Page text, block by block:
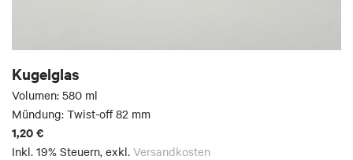
Kugelglas
Volumen: 580 ml
Mündung: Twist-off 82 mm
1,20 €
Inkl. 19% Steuern, exkl. Versandkosten